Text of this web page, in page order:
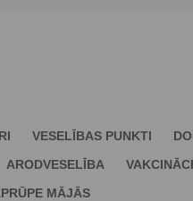
VESELĪBAS PUNKTI
ARODVESELĪBA
MĀJĀS